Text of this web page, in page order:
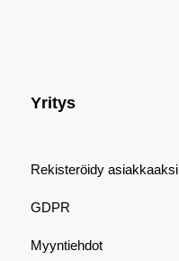
Yritys
Rekisteröidy asiakkaaksi
GDPR
Myyntiehdot